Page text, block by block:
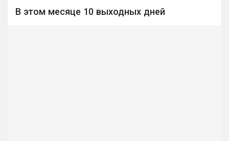
В этом месяце 10 выходных дней